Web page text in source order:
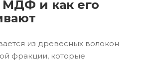
МДФ и как его
из древесных волокон
фракции, которые